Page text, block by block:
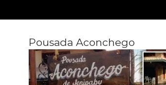
Pousada Aconchego